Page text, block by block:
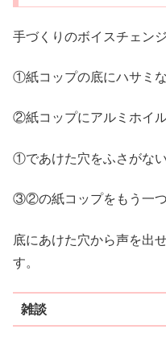
手づくりのボイスチェン
①紙コップの底にハサミ
②紙コップにアルミホイ
①であけた穴をふさがな
③②の紙コップをもう一つ
底にあけた穴から声を出
す。
雑談